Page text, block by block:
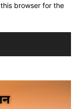
browser for the